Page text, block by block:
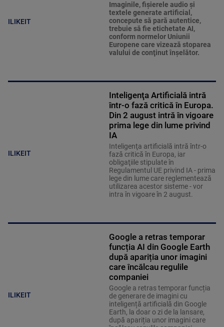
ILIKEIT
Imaginile, fişierele audio şi
textele generate artificial,
concepute să pară autentice,
trebuie să fie etichetate AI,
conform normelor Uniunii
Europene care vizează stoparea
valului de conţinut înşelător.
ILIKEIT
Inteligenţa Artificială intră
într-o fază critică în Europa.
Din 2 august intră în vigoare
prima lege din lume privind
IA
Inteligenţa artificială intră într-o
fază critică în Europa, iar
obligaţiile stipulate în
Regulamentul UE privind IA - prima
lege din lume care reglementează
utilizarea acestor sisteme - vor
intra în vigoare în 2 august.
ILIKEIT
Google a retras temporar
funcția AI din Google Earth
după apariția unor imagini
care încălcau regulile
companiei
Google a retras temporar funcția
de generare de imagini cu
inteligență artificială din Google
Earth, la doar o zi de la lansare,
după apariția unor imagini care